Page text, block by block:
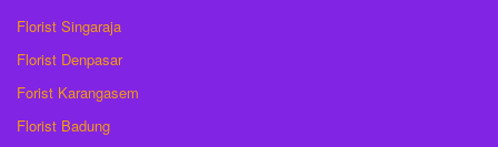
Florist Singaraja
Florist Denpasar
Forist Karangasem
Florist Badung